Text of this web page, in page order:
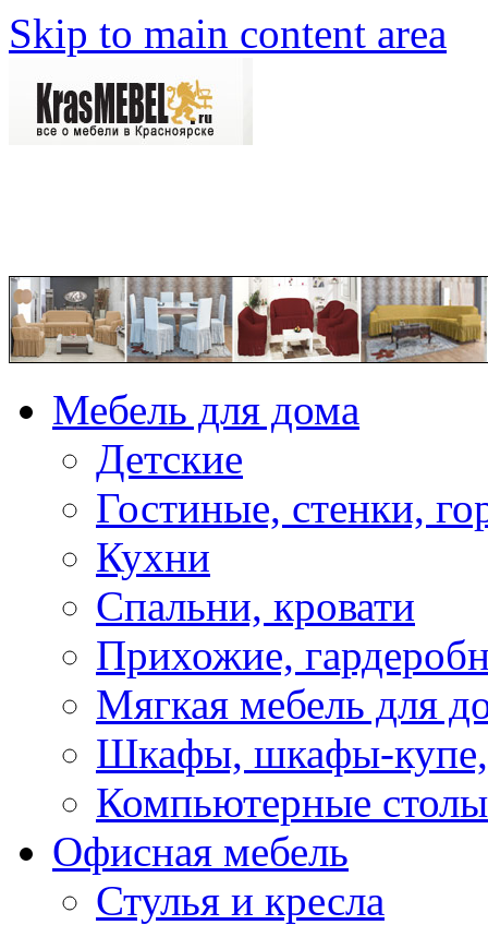
Skip to main content area
Мебель для дома
Детские
Гостиные, стенки,
Кухни
Спальни, кровати
Прихожие,
Мягкая мебель для
Шкафы, шкафы-купе,
Компьютерные столы
Офисная мебель
Стулья и кресла